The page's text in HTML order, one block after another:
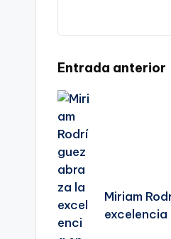
de
entradas
Entrada anterior
Miriam
excelencia